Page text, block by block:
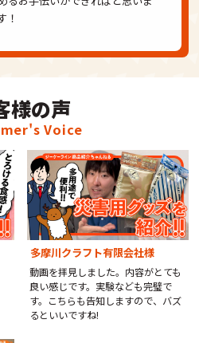
！
様の声
Voice
多摩川クラフト有限会社様
動画を拝見しました。内容がとても
良い感じです。実験なども完璧で
す。こちらも告知しますので、バズ
るといいですね!